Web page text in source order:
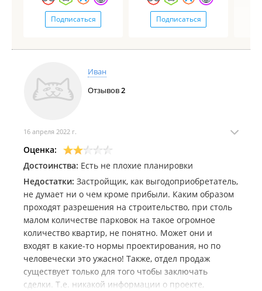
Подписаться Подписаться
Иван
Отзывов2
16 апреля 2022 г.
Оценка:
Достоинства: Есть не плохие планировки
Недостатки: Застройщик, как выгодоприобретатель,
не думает ни о чем кроме прибыли. Каким образом
проходят разрешения на строительство, при столь
малом количестве парковок на такое огромное
количество квартир, не понятно. Может они и
входят в какие-то нормы проектирования, но по
человечески это ужасно! Также, отдел продаж
существует только для того чтобы заключать
сделки. Т.е. никакой информации о проекте,